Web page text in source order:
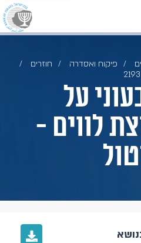
פיקוח ואסדרה
חוזרים
2193
על
לווים -